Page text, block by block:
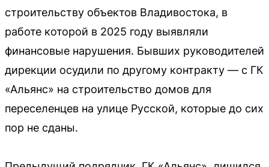
строительству объектов Владивостока, в
работе которой в 2025 году выявляли
финансовые нарушения. Бывших руководителей
дирекции осудили по другому контракту — с ГК
«Альянс» на строительство домов для
переселенцев на улице Русской, которые до сих
пор не сданы.